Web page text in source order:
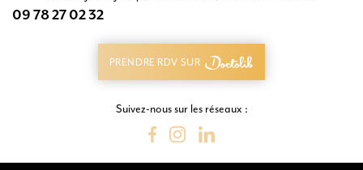
PRENDRE RDV SUR
09 78 27 02 32
Suivez-nous sur les réseaux :